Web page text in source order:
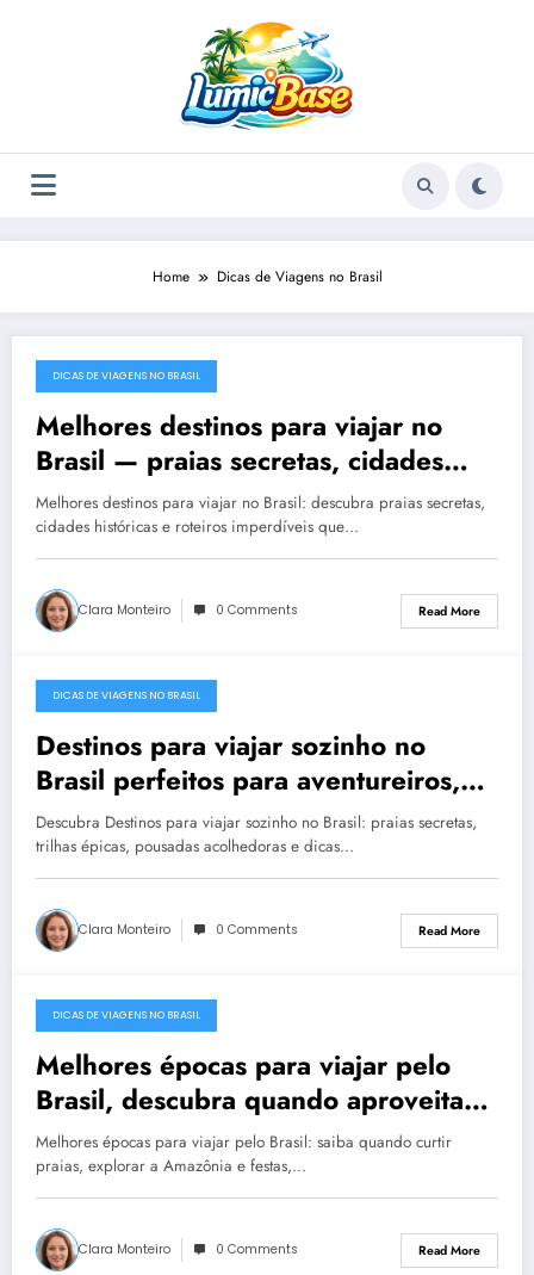
Home Dicas de Viagens no Brasil
December 22, 2025
DICAS DE VIAGENS NO BRASIL
Melhores destinos para viajar no
Brasil — praias secretas, cidades
históricas e roteiros de viagem
imperdíveis
Melhores destinos para viajar no Brasil: descubra praias secretas,
cidades históricas e roteiros imperdíveis que…
Clara Monteiro 0 Comments Read More
December 22, 2025
DICAS DE VIAGENS NO BRASIL
Destinos para viajar sozinho no
Brasil perfeitos para aventureiros,
relaxar e fazer amigos
Descubra Destinos para viajar sozinho no Brasil: praias secretas,
trilhas épicas, pousadas acolhedoras e dicas…
Clara Monteiro 0 Comments Read More
December 22, 2025
DICAS DE VIAGENS NO BRASIL
Melhores épocas para viajar pelo
Brasil, descubra quando aproveitar
praias, Amazônia e festas evitando
multidões e chuva
Melhores épocas para viajar pelo Brasil: saiba quando curtir
praias, explorar a Amazônia e festas,…
Clara Monteiro 0 Comments Read More